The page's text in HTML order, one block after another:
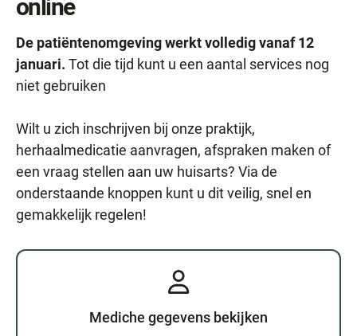
online
De patiëntenomgeving werkt volledig vanaf 12
januari. Tot die tijd kunt u een aantal services nog
niet gebruiken
Wilt u zich inschrijven bij onze praktijk,
herhaalmedicatie aanvragen, afspraken maken of
een vraag stellen aan uw huisarts? Via de
onderstaande knoppen kunt u dit veilig, snel en
gemakkelijk regelen!
Mediche gegevens bekijken